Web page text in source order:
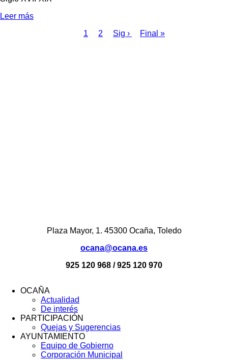
Leer más
Página
1 Page
2
Siguiente
Sig ›
Última
Final »
Plaza Mayor, 1. 45300 Ocaña, Toledo
ocana@ocana.es
925 120 968 / 925 120 970
OCAÑA
Actualidad
De interés
PARTICIPACIÓN
Quejas y Sugerencias
AYUNTAMIENTO
Equipo de Gobierno
Corporación Municipal